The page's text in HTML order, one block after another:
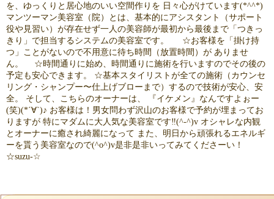
を、ゆっくりと居心地のいい空間作りを 日々心がけています(*^^*)
マンツーマン美容室（院）とは、基本的にアシスタント（サポート
役や見習い）が存在せず一人の美容師が最初から最後まで「つきっ
きり」で担当するシステムの美容室です。 ☆お客様を「掛け持
つ」ことがないので不用意に待ち時間（放置時間）が ありませ
ん。 ☆時間通りに始め、時間通りに施術を行いますのでその後の
予定も安心できます。 ☆基本スタイリストが全ての施術（カウンセ
リング・シャンプー〜仕上げブローまで）するので技術が安心、安
全。 そして、こちらのオーナーは、 『イケメン』なんですよぉー
(笑)(*´∀`)♪ お客様は！男女問わず沢山のお客様で予約が埋まってお
りますが 特にマダムに大人気な美容室です‼(^-^)v オシャレな内観
とオーナーに癒され綺麗になって また、明日から頑張れるエネルギ
ーを貰う美容室なので(^o^)v是非是非いってみてくださーい！
☆suzu-☆